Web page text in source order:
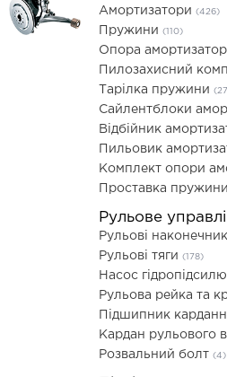
Амортизатори (426)
Пружини (110)
Опора
Пилозахисний
Тарілка пружини
Сайлентблоки
Відбійник
Пильовик
Комплект опори
Проставка пружини
Рульове
Рульові
Рульові тяги (178)
Насос
Рульова рейка та
Підшипник
Кардан рульового
Розвальний болт (4)